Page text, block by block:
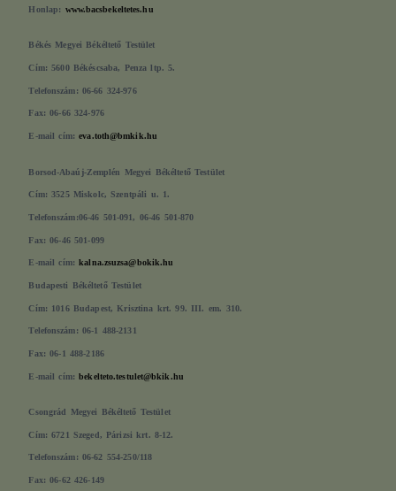
Honlap: www.bacsbekeltetes.hu
Békés Megyei Békéltető Testület
Cím: 5600 Békéscsaba, Penza ltp. 5.
Telefonszám: 06-66 324-976
Fax: 06-66 324-976
E-mail cím:eva.toth@bmkik.hu
Borsod-Abaúj-Zemplén Megyei Békéltető Testület
Cím: 3525 Miskolc, Szentpáli u. 1.
Telefonszám:06-46 501-091, 06-46 501-870
Fax: 06-46 501-099
E-mail cím:kalna.zsuzsa@bokik.hu
Budapesti Békéltető Testület
Cím: 1016 Budapest, Krisztina krt. 99. III. em. 310.
Telefonszám: 06-1 488-2131
Fax: 06-1 488-2186
E-mail cím:bekelteto.testulet@bkik.hu
Csongrád Megyei Békéltető Testület
Cím: 6721 Szeged, Párizsi krt. 8-12.
Telefonszám: 06-62 554-250/118
Fax: 06-62 426-149